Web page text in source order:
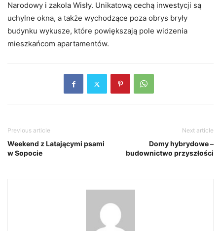
Narodowy i zakola Wisły. Unikatową cechą inwestycji są
uchylne okna, a także wychodzące poza obrys bryły
budynku wykusze, które powiększają pole widzenia
mieszkańcom apartamentów.
Previous article
Weekend z Latającymi psami
w Sopocie
Next article
Domy hybrydowe –
budownictwo przyszłości